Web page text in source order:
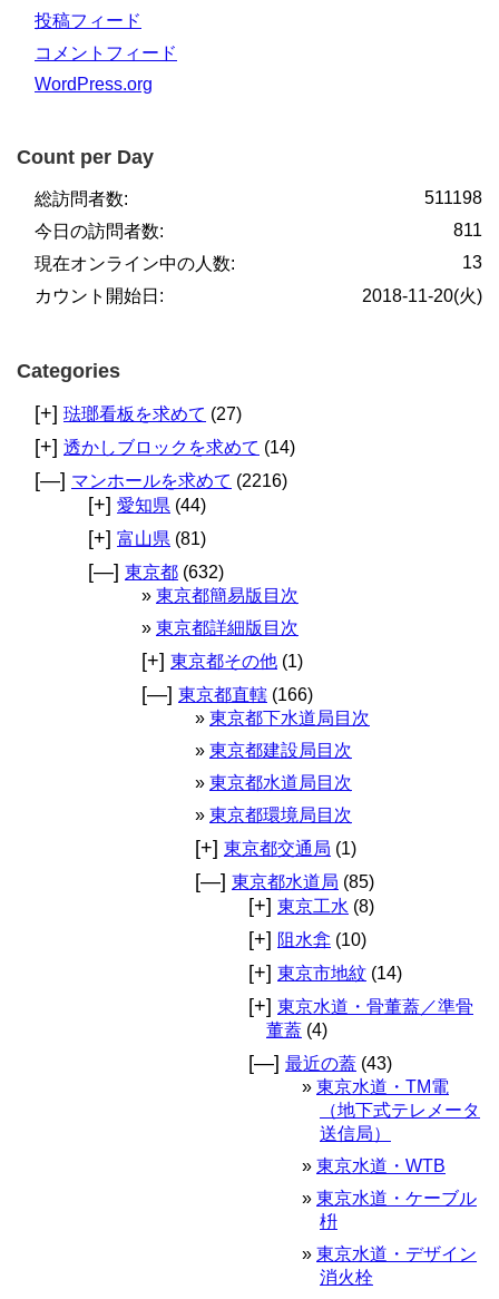
投稿フィード
コメントフィード
WordPress.org
Count per Day
511198
総訪問者数:
811
今日の訪問者数:
13
現在オンライン中の人数:
2018-11-20(火)
カウント開始日:
Categories
[+] 琺瑯看板を求めて (27)
[+] 透かしブロックを求めて (14)
[—] マンホールを求めて (2216)
[+] 愛知県 (44)
[+] 富山県 (81)
[—] 東京都 (632)
東京都簡易版目次
東京都詳細版目次
[+] 東京都その他 (1)
[—] 東京都直轄 (166)
東京都下水道局目次
東京都建設局目次
東京都水道局目次
東京都環境局目次
[+] 東京都交通局 (1)
[—] 東京都水道局 (85)
[+] 東京工水 (8)
[+] 阻水弇 (10)
[+] 東京市地紋 (14)
[+] 東京水道・骨董蓋／準骨
董蓋 (4)
[—] 最近の蓋 (43)
東京水道・TM電
（地下式テレメータ
送信局）
東京水道・WTB
東京水道・ケーブル
枡
東京水道・デザイン
消火栓